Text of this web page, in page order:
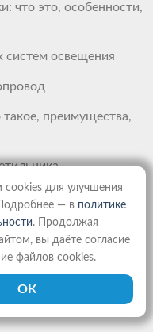
что это, особенности,
систем освещения
преимущества,
для улучшения
— в политике
. Продолжая
вы даёте согласие
файлов cookies.